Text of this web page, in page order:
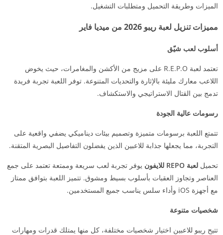
الميزات وطريقة التحميل ومتطلبات التشغيل.
مميزات تنزيل لعبة ريبو 2026 من ميديا فاير
أسلوب لعب شيّق
تعتمد لعبة R.E.P.O على مزيج من الأكشن والمغامرات، حيث يخوض
اللاعب معارك مليئة بالإثارة والتحديات المتنوعة. توفر اللعبة تجربة فريدة
تدمج بين القتال الاستراتيجي والاستكشاف.
رسومات عالية الجودة
تتمتع اللعبة برسومات متميزة وتصميم بيئات ديناميكي يضفي واقعية على
التجربة، مما يجعلها جذابة للاعبين الذين يفضلون التفاصيل البصرية المتقنة.
تحميل لعبة REPO للايفون
يوفر تجربة لعب سريعة وممتعة تعتمد على جمع
العناصر وتجاوز العقبات بأسلوب بسيط ومشوق. تتميز اللعبة بتوافق ممتاز
مع أجهزة iOS وأداء سلس يناسب جميع المستخدمين.
شخصيات متنوعة
تتيح ريبو للاعبين اختيار شخصيات مختلفة، كل منها يمتلك قدرات ومهارات